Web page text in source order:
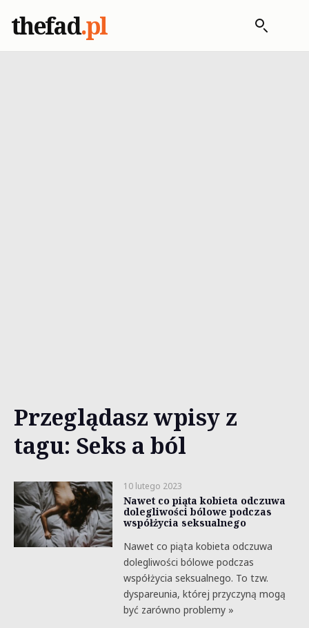
thefad.pl
Przeglądasz wpisy z
tagu: Seks a ból
10 lutego 2023
Nawet co piąta kobieta odczuwa
dolegliwości bólowe podczas
współżycia seksualnego
Nawet co piąta kobieta odczuwa
dolegliwości bólowe podczas
współżycia seksualnego. To tzw.
dyspareunia, której przyczyną mogą
być zarówno problemy »